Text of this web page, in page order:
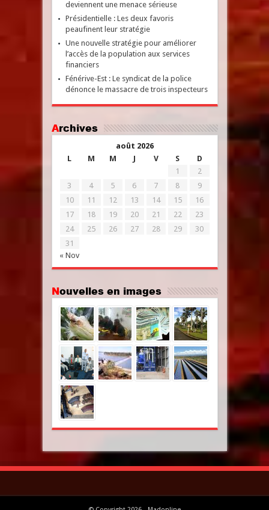
deviennent une menace sérieuse
Présidentielle : Les deux favoris
peaufinent leur stratégie
Une nouvelle stratégie pour améliorer
l’accès de la population aux services
financiers
Fénérive-Est : Le syndicat de la police
dénonce le massacre de trois inspecteurs
Archives
août 2026
L
M M J V S D
« Nov
1
2
3
4 5 6 7 8
9
10
11 12 13 14 15
16
17
18 19 20 21 22
23
24
25 26 27 28 29
30
31
Nouvelles en images